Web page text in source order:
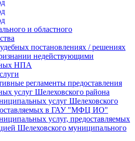
и областного
постановлениях / решениях
недействующими
НПА
регламенты предоставления
услуг Шелеховского района
услуг Шелеховского
в ГАУ "МФЦ ИО"
услуг, предоставляемых
Шелеховского муниципального